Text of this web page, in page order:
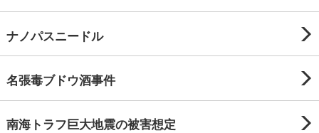
ナノパスニードル
名張毒ブドウ酒事件
南海トラフ巨大地震の被害想定